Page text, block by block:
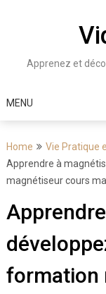
Apprenez et
MENU
Home
Vie Pratique
Apprendre à
magnétiseur cours
formation